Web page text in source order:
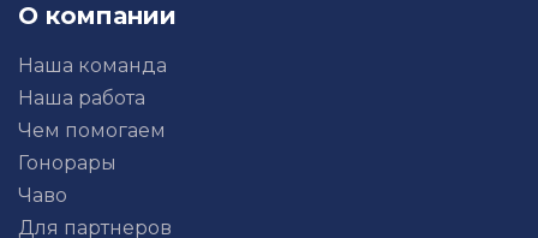
О компании
Наша команда
Наша работа
Чем помогаем
Гонорары
Чаво
Для партнеров